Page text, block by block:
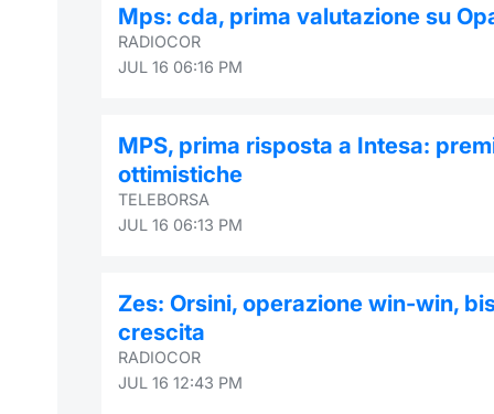
Mps: cda, prima valutazione su
RADIOCOR
JUL 16 06:16 PM
MPS, prima risposta a Intesa:
ottimistiche
TELEBORSA
JUL 16 06:13 PM
Zes: Orsini, operazione win-win,
crescita
RADIOCOR
JUL 16 12:43 PM